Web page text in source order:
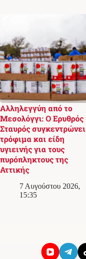
Αλληλεγγύη από το
Μεσολόγγι: Ο Ερυθρός
Σταυρός συγκεντρώνει
τρόφιμα και είδη
υγιεινής για τους
πυρόπληκτους της
Αττικής
7 Αυγούστου 2026,
15:35